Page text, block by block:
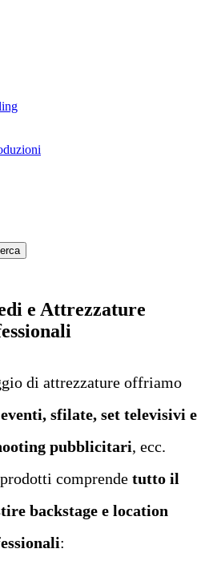
e Attrezzature
di attrezzature offriamo
sfilate, set televisivi e
pubblicitari, ecc.
comprende tutto il
backstage e location
: